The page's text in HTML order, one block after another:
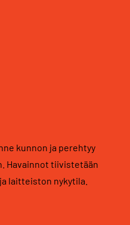
kunnon ja perehtyy
Havainnot tiivistetään
laitteiston nykytila.